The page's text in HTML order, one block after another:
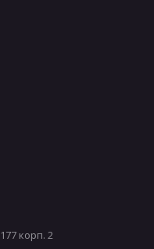
корп. 2